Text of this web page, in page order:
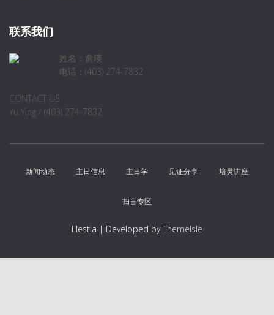
联系我们
姓名：俞瑛
电话：(403) 274-7832
CONTACT US
Yu Ying / (403) 274-7832
新闻动态 主日信息 主日学 见证分享 培灵讲座
扫盲专区
Hestia | Developed byThemeIsle